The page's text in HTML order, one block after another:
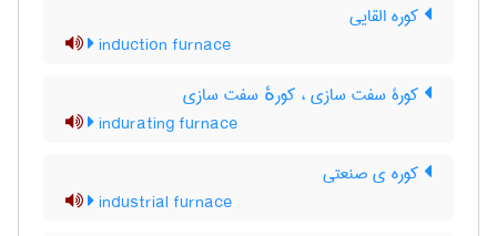
کوره القایی
induction furnace
کورۀ سفت سازی ، کورهٔ سفت سازی
indurating furnace
کوره ی صنعتی
industrial furnace